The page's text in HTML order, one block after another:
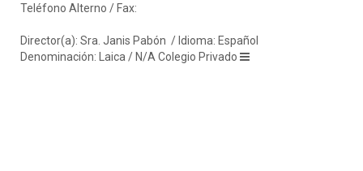
Teléfono Alterno / Fax:
Director(a): Sra. Janis Pabón / Idioma: Español
Denominación: Laica / N/A Colegio Privado